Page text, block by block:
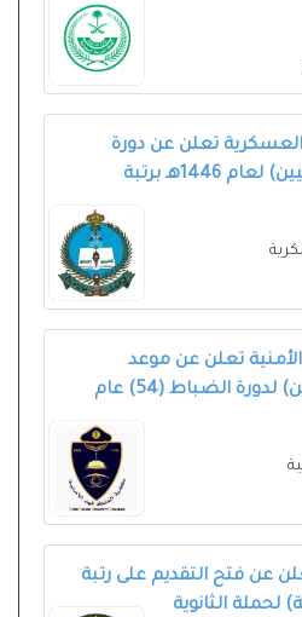
تعلن عن دورة
الضباط (للجامعيين) لعام 1446هـ برتبة
تعلن عن موعد
القبول (الجامعيين) لدورة الضباط (54) عام
عن فتح التقديم على رتبة
لحملة الثانوية